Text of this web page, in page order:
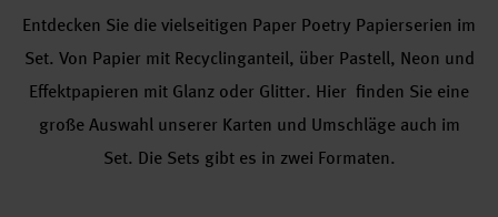
Entdecken Sie die vielseitigen Paper Poetry Papierserien im
Set. Von Papier mit Recyclinganteil, über Pastell, Neon und
Effektpapieren mit Glanz oder Glitter. Hier finden Sie eine
große Auswahl unserer Karten und Umschläge auch im
Set. Die Sets gibt es in zwei Formaten.